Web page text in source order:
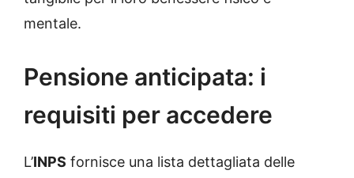
mentale.
Pensione anticipata: i
requisiti per accedere
L’INPS fornisce una lista dettagliata delle